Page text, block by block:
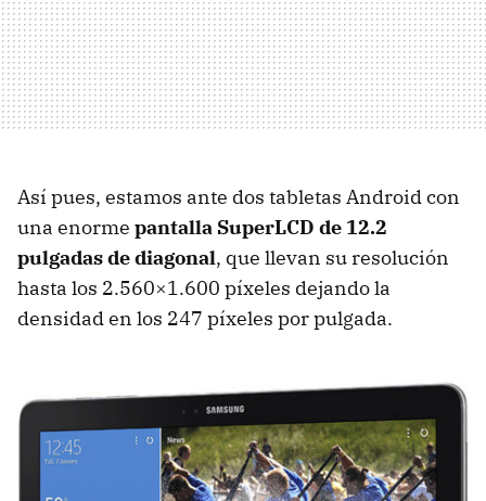
Así pues, estamos ante dos tabletas Android con
una enorme pantalla SuperLCD de 12.2
pulgadas de diagonal, que llevan su resolución
hasta los 2.560×1.600 píxeles dejando la
densidad en los 247 píxeles por pulgada.